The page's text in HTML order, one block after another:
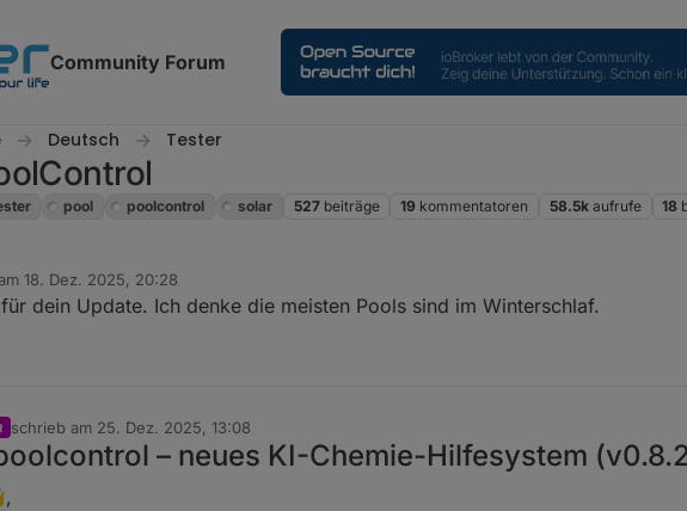
Community Forum
Deutsch Tester
pool poolcontrol solar 527 beiträge 19 kommentatoren 58.5k aufrufe 18
18. Dez. 2025, 20:28
von
dein Update. Ich denke die meisten Pools sind im Winterschlaf.
schrieb am 25. Dez. 2025, 13:08
zuletzt editiert von
– neues KI-Chemie-Hilfesystem